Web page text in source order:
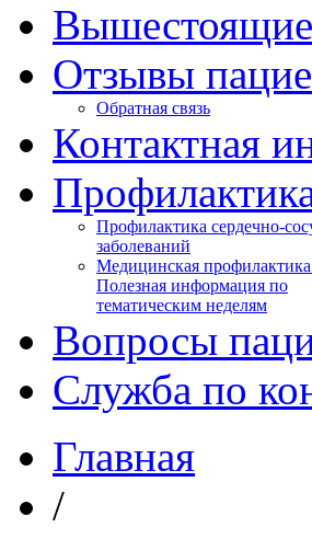
Отзывы
Обратная связь
Контактная
Профилактика сердечно-
заболеваний
Медицинская
Полезная информация по
тематическим неделям
Вопросы
Служба по
Главная
/